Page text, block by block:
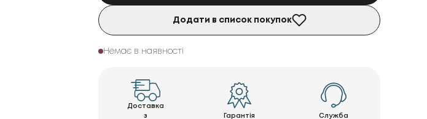
Додати в список покупок
Немає в наявності
Доставка
з
Гарантія
Служба